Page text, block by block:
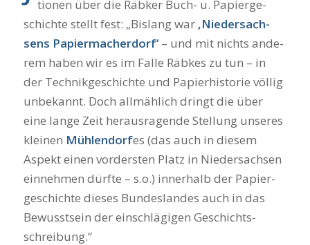
tio­nen über die Räb­ker Buch- u. Papier­ge­
schich­te stellt fest: „Bis­lang war ‚Nie­der­sach­
sens Papier­ma­cher­dorf‘– und mit nichts ande­
rem haben wir es im Fal­le Räb­kes zu tun – in
der Tech­nik­ge­schich­te und Papier­his­to­rie völ­lig
unbe­kannt. Doch all­mäh­lich dringt die über
eine lan­ge Zeit her­aus­ra­gen­de Stel­lung unse­res
klei­nen Müh­len­dorfes (das auch in die­sem
Aspekt einen vor­ders­ten Platz in Nie­der­sach­sen
ein­neh­men dürf­te – s.o.) inner­halb der Papier­
ge­schich­te die­ses Bun­des­lan­des auch in das
Bewusst­sein der ein­schlä­gi­gen Geschichts­
schrei­bung.“